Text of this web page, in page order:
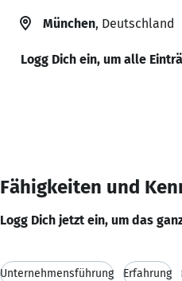
München, Deutschland
Logg Dich ein, um alle
Fähigkeiten und
Logg Dich jetzt ein, um das
Unternehmensführung Erfahrung